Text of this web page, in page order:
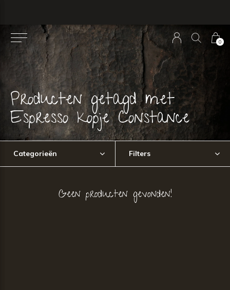
0
Producten getagd met
Espresso kopje Constance
Categorieën Filters
Geen producten gevonden!